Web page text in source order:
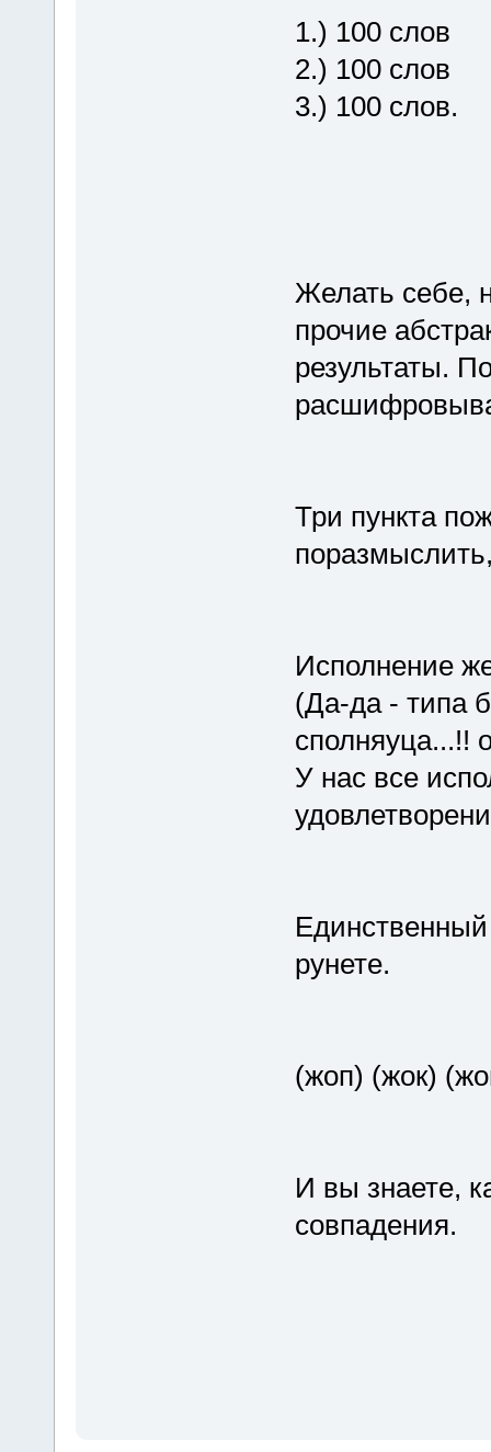
1.) 100 слов
2.) 100 слов
3.) 100 слов.
Желать себе,
прочие
результаты.
Три пункта
Исполнение
(Да-да - типа
сполняуца...!!
У нас все
рунете.
(жоп) (жок)
И вы знаете,
совпадения.